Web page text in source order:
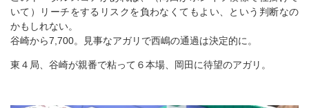
いて）リーチをするリスクを負わなくてもよい、という判断なの
かもしれない。
谷崎から7,700。見事なアガリで西嶋の通過は決定的に。
東４局、谷崎が親番で粘って６本場、岡田に待望のアガリ。